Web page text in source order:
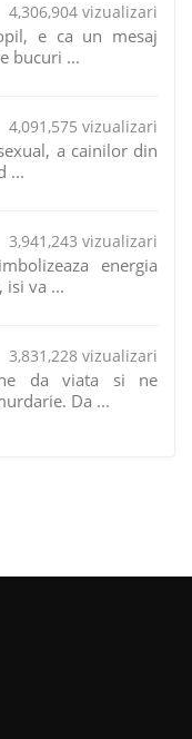
4,306,904 vizualizari
e ca un mesaj
bucuri ...
4,091,575 vizualizari
a cainilor din
...
3,941,243 vizualizari
energia
isi va ...
3,831,228 vizualizari
ne da viata si ne
Da ...